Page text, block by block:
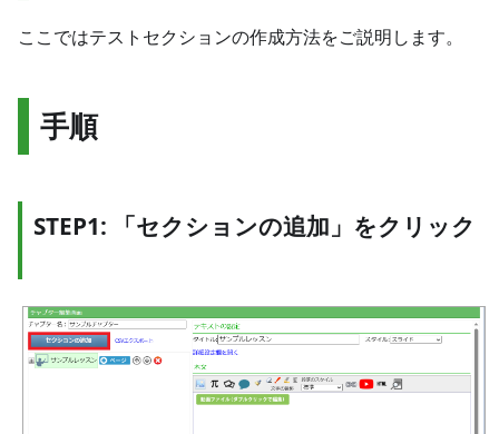
ここではテストセクションの作成方法をご説明します。
手順
STEP1: 「セクションの追加」をクリック